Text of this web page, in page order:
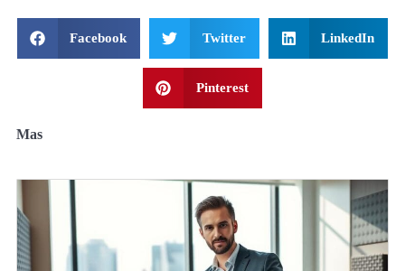
Facebook Twitter LinkedIn
Pinterest
Mas